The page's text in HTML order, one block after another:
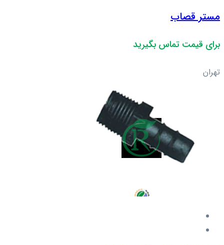
مستر قصاب
برای قیمت تماس بگیرید
تهران